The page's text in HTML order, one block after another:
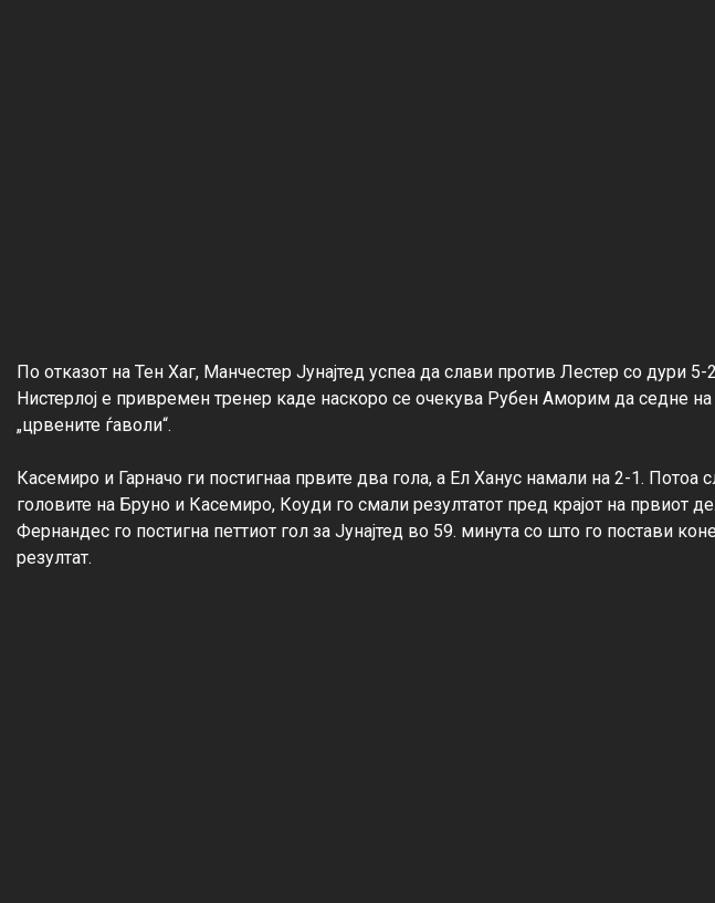
По отказот на Тен Хаг, Манчестер Јунајтед успеа да слави против Лестер со дури 5-
Нистерлој е привремен тренер каде наскоро се очекува Рубен Аморим да седне на
„црвените ѓаволи“.
Касемиро и Гарначо ги постигнаа првите два гола, а Ел Ханус намали на 2-1. Потоа
головите на Бруно и Касемиро, Коуди го смали резултатот пред крајот на првиот
Фернандес го постигна петтиот гол за Јунајтед во 59. минута со што го постави
резултат.